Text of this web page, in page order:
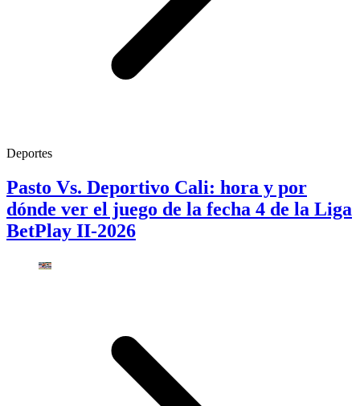
Deportes
Pasto Vs. Deportivo Cali: hora y por
dónde ver el juego de la fecha 4 de la Liga
BetPlay II-2026